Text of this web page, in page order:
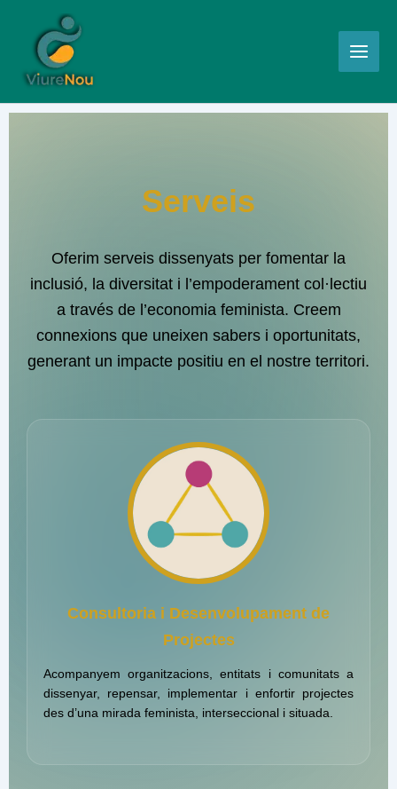
contingut
Serveis
Oferim serveis dissenyats per fomentar la
inclusió, la diversitat i l’empoderament col·lectiu
a través de l’economia feminista. Creem
connexions que uneixen sabers i oportunitats,
generant un impacte positiu en el nostre territori.
Consultoria i Desenvolupament de
Projectes
Acompanyem organitzacions, entitats i comunitats a
dissenyar, repensar, implementar i enfortir projectes
des d’una mirada feminista, interseccional i situada.